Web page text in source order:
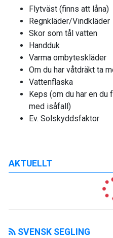
Flytväst (finns att låna)
Regnkläder/Vindkläder
Skor som tål vatten
Handduk
Varma ombyteskläder
Om du har våtdräkt ta
Vattenflaska
Keps (om du har en du
med isåfall)
Ev. Solskyddsfaktor
AKTUELLT
SVENSK SEGLING